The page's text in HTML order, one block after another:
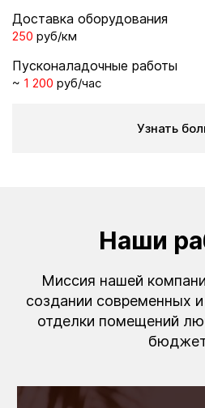
Доставка оборудования
250 руб/км
Пусконаладочные работы
~ 1 200 руб/час
Узнать
Наши
Миссия нашей
создании современных
отделки помещений